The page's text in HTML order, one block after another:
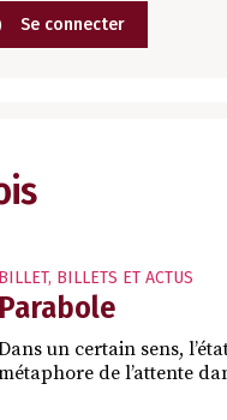
Se connecter
BILLET, BILLETS ET ACTUS
Parabole
un certain sens,
de l’attente